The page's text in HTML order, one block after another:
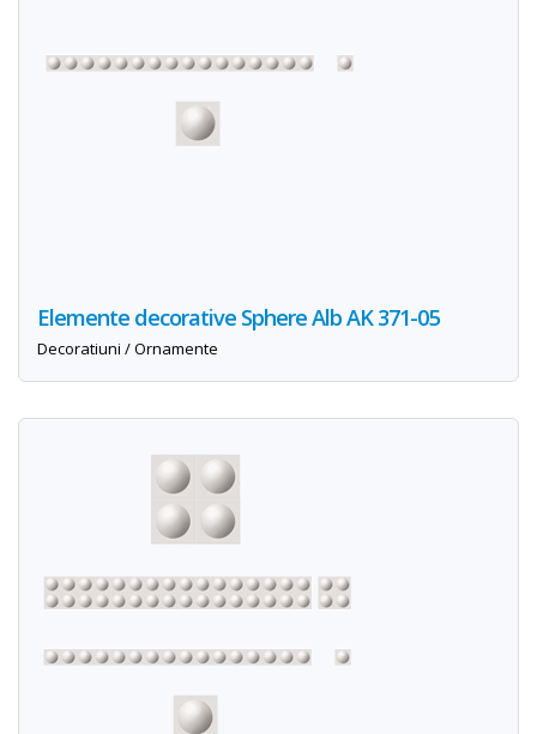
Elemente decorative Sphere Alb AK 371-05
Decoratiuni / Ornamente